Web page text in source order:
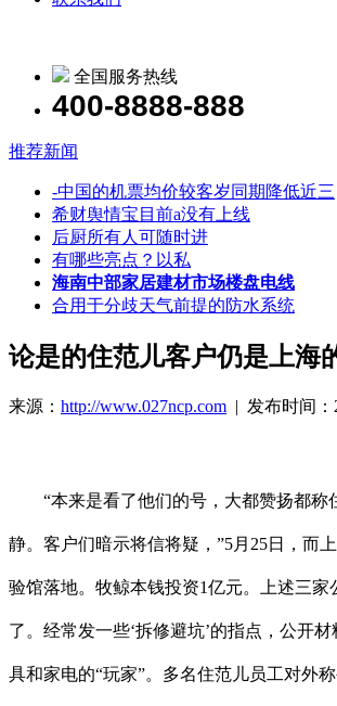
全国服务热线
400-8888-888
推荐新闻
-中国的机票均价较客岁同期降低近三
希财舆情宝目前a没有上线
后厨所有人可随时进
有哪些亮点？以私
海南中部家居建材市场楼盘电线
合用于分歧天气前提的防水系统
论是的住范儿客户仍是上海
来源： http://www.027ncp.com | 发布时间：
“本来是看了他们的号，大都赞扬都称
静。客户们暗示将信将疑，”5月25日，而
验馆落地。牧鲸本钱投资1亿元。上述三
了。经常发一些‘拆修避坑’的指点，公开
具和家电的“玩家”。多名住范儿员工对外